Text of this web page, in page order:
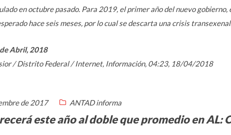
en octubre pasado. Para 2019, el primer año del nuevo
hace seis meses, por lo cual se descarta una crisis
Abril, 2018
/ Distrito Federal / Internet, Información, 04:23, 18/04/2018
de 2017 ANTAD informa
este año al doble que promedio en AL: